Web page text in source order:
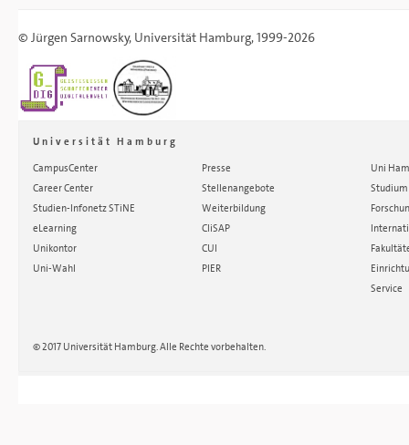
© Jürgen Sarnowsky, Universität Hamburg, 1999-2026